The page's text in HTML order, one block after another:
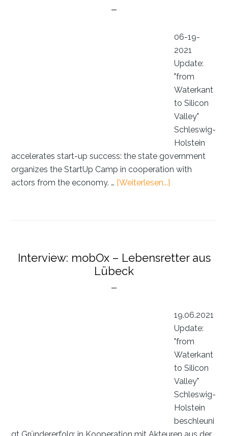
06-19-
2021
Update:
"from
Waterkant
to Silicon
Valley"
Schleswig-
Holstein
accelerates start-up success: the state government
organizes the StartUp Camp in cooperation with
actors from the economy. … [Weiterlesen...]
saving
medical
services
Interview: mobOx – Lebensretter aus
Lübeck
19.06.2021
Update:
"from
Waterkant
to Silicon
Valley"
Schleswig-
Holstein
beschleuni